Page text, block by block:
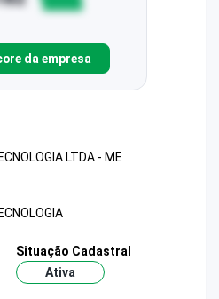
da empresa
LTDA - ME
Situação Cadastral
Ativa